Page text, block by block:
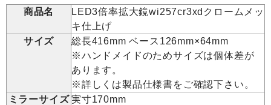
商品名
LED3倍率拡大鏡wi257cr3xdクロームメッ
キ仕上げ
サイズ
総長416mm ベース126mm×64mm
※ハンドメイドのためサイズは個体差が
あります。
※詳しくは製品仕様書をご確認下さい。
ミラーサイズ 実寸170mm